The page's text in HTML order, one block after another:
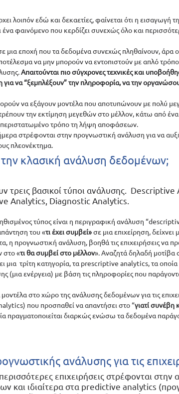
λοιπόν εδώ και δεκαετίες, φαίνεται ότι η εισαγωγή
φαινόμενο που κερδίζει συνεχώς όλο και
μια εποχή που τα δεδομένα συνεχώς πληθαίνουν, άρα
να μην μπορούν να εντοπιστούν με απλό
Απαιτούνται πιο σύγχρονες τεχνικές και
να “ξεμπλέξουν” την πληροφορία, να την
να εξάγουν μοντέλα που αποτυπώνουν με πολύ
την εκτίμηση μεγεθών στο μέλλον, κάτω από
τρόπο τη λήψη αποφάσεων.
στρέφονται στην προγνωστική ανάλυση για να
πλεονέκτημα.
κλασική ανάλυση δεδομένων;
τρεις βασικοί τύποι ανάλυσης.  Descriptive
Analytics, Diagnostic Analytics.
τύπος είναι η περιγραφική ανάλυση
του «τι έχει συμβεί» σε μια επιχείρηση, δείχνει
η προγνωστική ανάλυση, βοηθά τις επιχειρήσεις να
στο «τι θα συμβεί στο μέλλον». Αναζητά δηλαδή μοτίβα
μια  τρίτη κατηγορία, τα prescriptive analytics, τα
(μια ενέργεια) με βάση τις πληροφορίες που
στο χώρο της ανάλυσης δεδομένων για τις
που προσπαθεί να απαντήσει στο “γιατί συνέβη
πραγματοποιείται διαρκώς ενώσω τα δεδομένα
ανάλυσης για τις
επιχειρήσεις στρέφονται στην
και ιδιαίτερα στα predictive analytics